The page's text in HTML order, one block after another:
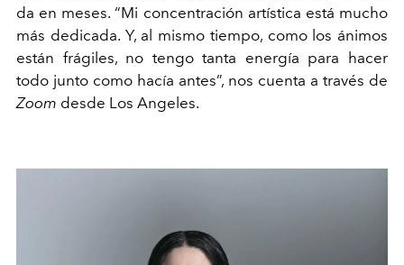
da en meses. “Mi concentración artística está mucho
más dedicada. Y, al mismo tiempo, como los ánimos
están frágiles, no tengo tanta energía para hacer
todo junto como hacía antes”, nos cuenta a través de
Zoom desde Los Angeles.